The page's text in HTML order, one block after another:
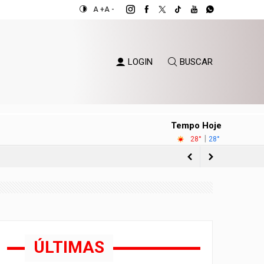
A +A -
LOGIN BUSCAR
Tempo Hoje
28° | 28°
Sul
ÚLTIMAS